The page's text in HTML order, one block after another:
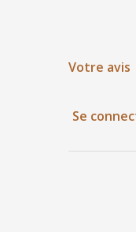
Votre avis
Se